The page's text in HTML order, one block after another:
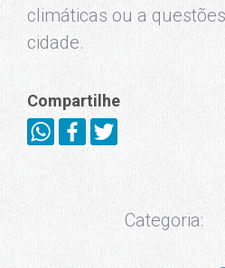
climáticas ou a
cidade.
Compartilhe
Categoria: